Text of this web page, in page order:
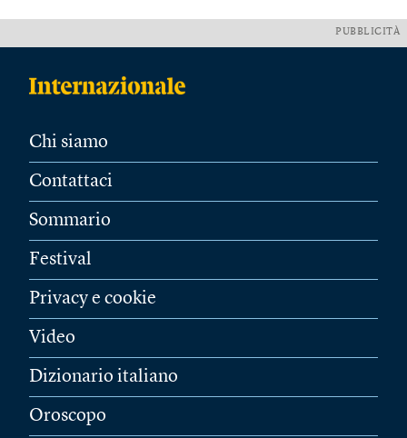
PUBBLICITÀ
Chi siamo
Contattaci
Sommario
Festival
Privacy e cookie
Video
Dizionario italiano
Oroscopo